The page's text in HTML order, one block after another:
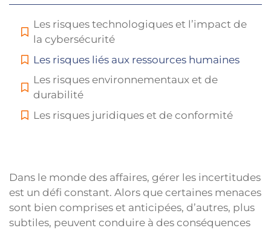
Les risques technologiques et l’impact de
la cybersécurité
Les risques liés aux ressources humaines
Les risques environnementaux et de
durabilité
Les risques juridiques et de conformité
Dans le monde des affaires, gérer les incertitudes
est un défi constant. Alors que certaines menaces
sont bien comprises et anticipées, d’autres, plus
subtiles, peuvent conduire à des conséquences